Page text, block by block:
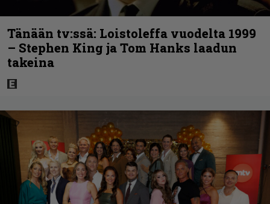
Tänään tv:ssä: Loistoleffa vuodelta 1999
– Stephen King ja Tom Hanks laadun
takeina